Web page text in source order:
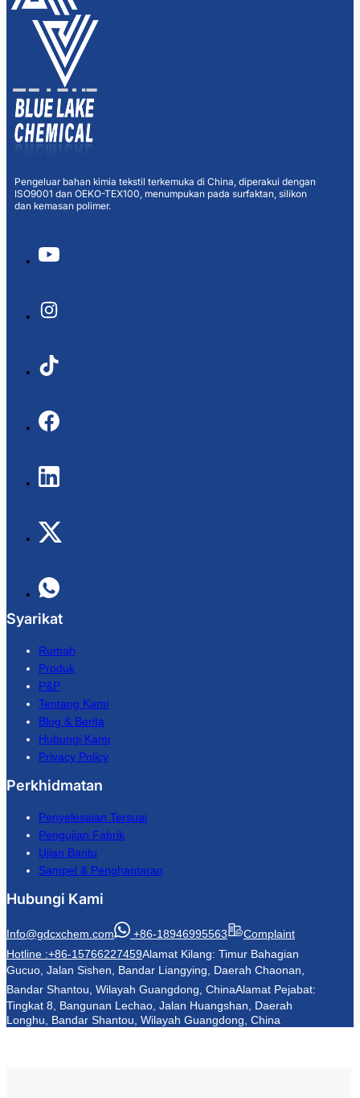
Pengeluar bahan kimia tekstil terkemuka di China, diperakui dengan
ISO9001 dan OEKO-TEX100, menumpukan pada surfaktan, silikon
dan kemasan polimer.
Syarikat
Rumah
Produk
P&P
Tentang Kami
Blog & Berita
Hubungi Kami
Privacy Policy
Perkhidmatan
Penyelesaian Tersuai
Pengujian Fabrik
Ujian Bantu
Sampel & Penghantaran
Hubungi Kami
Info@gdcxchem.com +86-18946995563
Complaint
Hotline :+86-15766227459Alamat Kilang: Timur Bahagian
Gucuo, Jalan Sishen, Bandar Liangying, Daerah Chaonan,
Bandar Shantou, Wilayah Guangdong, ChinaAlamat Pejabat:
Tingkat 8, Bangunan Lechao, Jalan Huangshan, Daerah
Longhu, Bandar Shantou, Wilayah Guangdong, China